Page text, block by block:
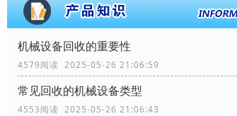
机械设备回收的重要性
4579阅读 2025-05-26 21:06:59
常见回收的机械设备类型
4553阅读 2025-05-26 21:06:43